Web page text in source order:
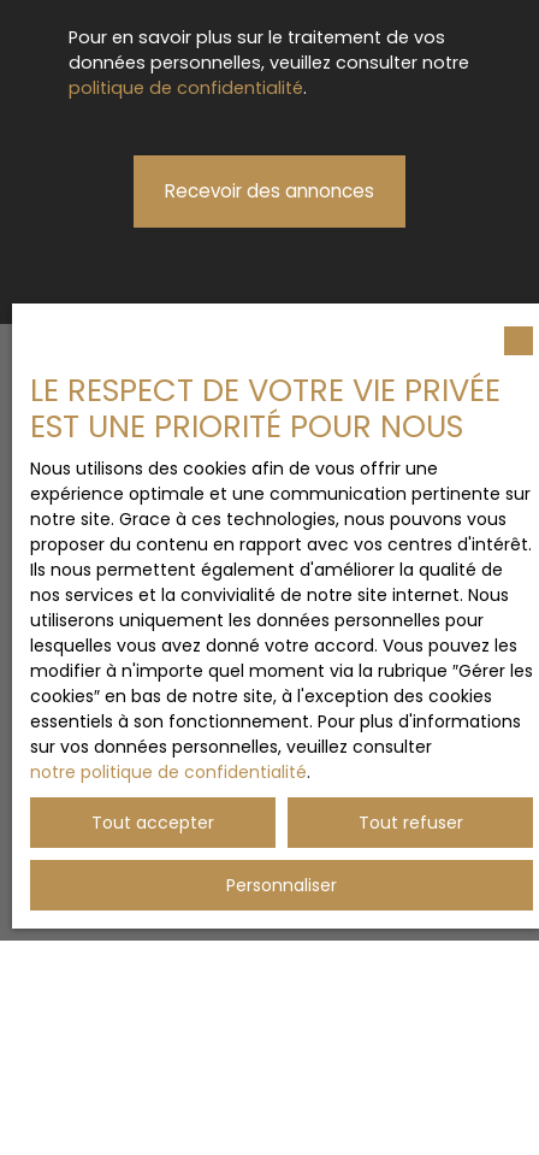
Pour en savoir plus sur le traitement de vos
données personnelles, veuillez consulter notre
politique de confidentialité.
Recevoir des annonces
LE RESPECT DE VOTRE VIE PRIVÉE
EST UNE PRIORITÉ POUR NOUS
Nous utilisons des cookies afin de vous offrir une
expérience optimale et une communication pertinente sur
notre site. Grace à ces technologies, nous pouvons vous
proposer du contenu en rapport avec vos centres d'intérêt.
Ils nous permettent également d'améliorer la qualité de
nos services et la convivialité de notre site internet. Nous
utiliserons uniquement les données personnelles pour
lesquelles vous avez donné votre accord. Vous pouvez les
modifier à n'importe quel moment via la rubrique ″Gérer les
cookies″ en bas de notre site, à l'exception des cookies
essentiels à son fonctionnement. Pour plus d'informations
sur vos données personnelles, veuillez consulter
notre politique de confidentialité.
Tout accepter Tout refuser
Personnaliser